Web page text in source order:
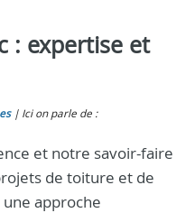
: expertise et
Ici on parle de :
et notre savoir-faire
de toiture et de
approche